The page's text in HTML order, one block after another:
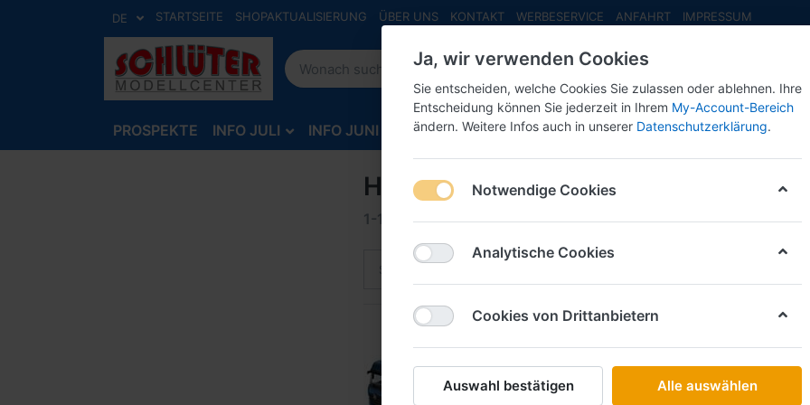
DE STARTSEITE SHOPAKTUALISIERUNG ÜBER UNS KONTAKT WERBESERVICE ANFAHRT IMPRESSUM
PROSPEKTE INFO JULI INFO JUNI INFO MAI NEU EINGETROFFEN NEUHEITEN
Herpa
1-12 von29
Sortiere nach
Arocs 18 BigSpace Zugm. 3achs mit Ladekran,
Art.-Nr. H318747
Ja, wir verwenden Cookies
Sie entscheiden, welche Cookies Sie zulassen oder ablehnen. Ihre
Entscheidung können Sie jederzeit in Ihrem My-Account-Bereich
ändern. Weitere Infos auch in unserer Datenschutzerklärung.
Notwendige Cookies
Analytische Cookies
Cookies von Drittanbietern
Auswahl bestätigen Alle auswählen